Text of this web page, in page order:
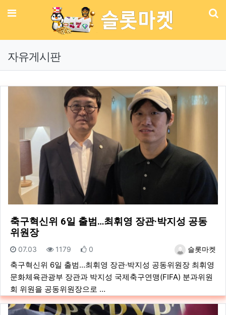
메뉴
자유게시판
축구혁신위 6일 출범…최휘영 장관·박지성 공동
위원장
등록자슬롯마켓
등록일
07.03 조회
1179 추천
0
축구혁신위 6일 출범…최휘영 장관·박지성 공동위원장 최휘영
문화체육관광부 장관과 박지성 국제축구연맹(FIFA) 분과위원
회 위원을 공동위원장으로 …